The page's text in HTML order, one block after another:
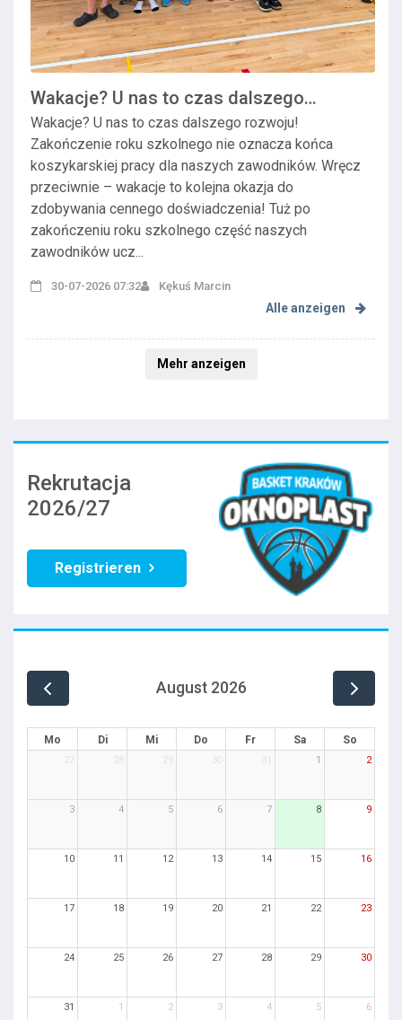
Wakacje? U nas to czas dalszego
rozwoju! Zako...
Wakacje? U nas to czas dalszego rozwoju!
Zakończenie roku szkolnego nie oznacza końca
koszykarskiej pracy dla naszych zawodników. Wręcz
przeciwnie – wakacje to kolejna okazja do
zdobywania cennego doświadczenia! Tuż po
zakończeniu roku szkolnego część naszych
zawodników ucz...
30-07-2026 07:32 Kękuś Marcin
Alle anzeigen
Mehr anzeigen
Rekrutacja
2026/27
Registrieren
August 2026
Mo Di Mi Do Fr Sa So
27 28 29 30 31 1 2
3 4 5 6 7 8 9
10 11 12 13 14 15 16
17 18 19 20 21 22 23
24 25 26 27 28 29 30
31 1 2 3 4 5 6